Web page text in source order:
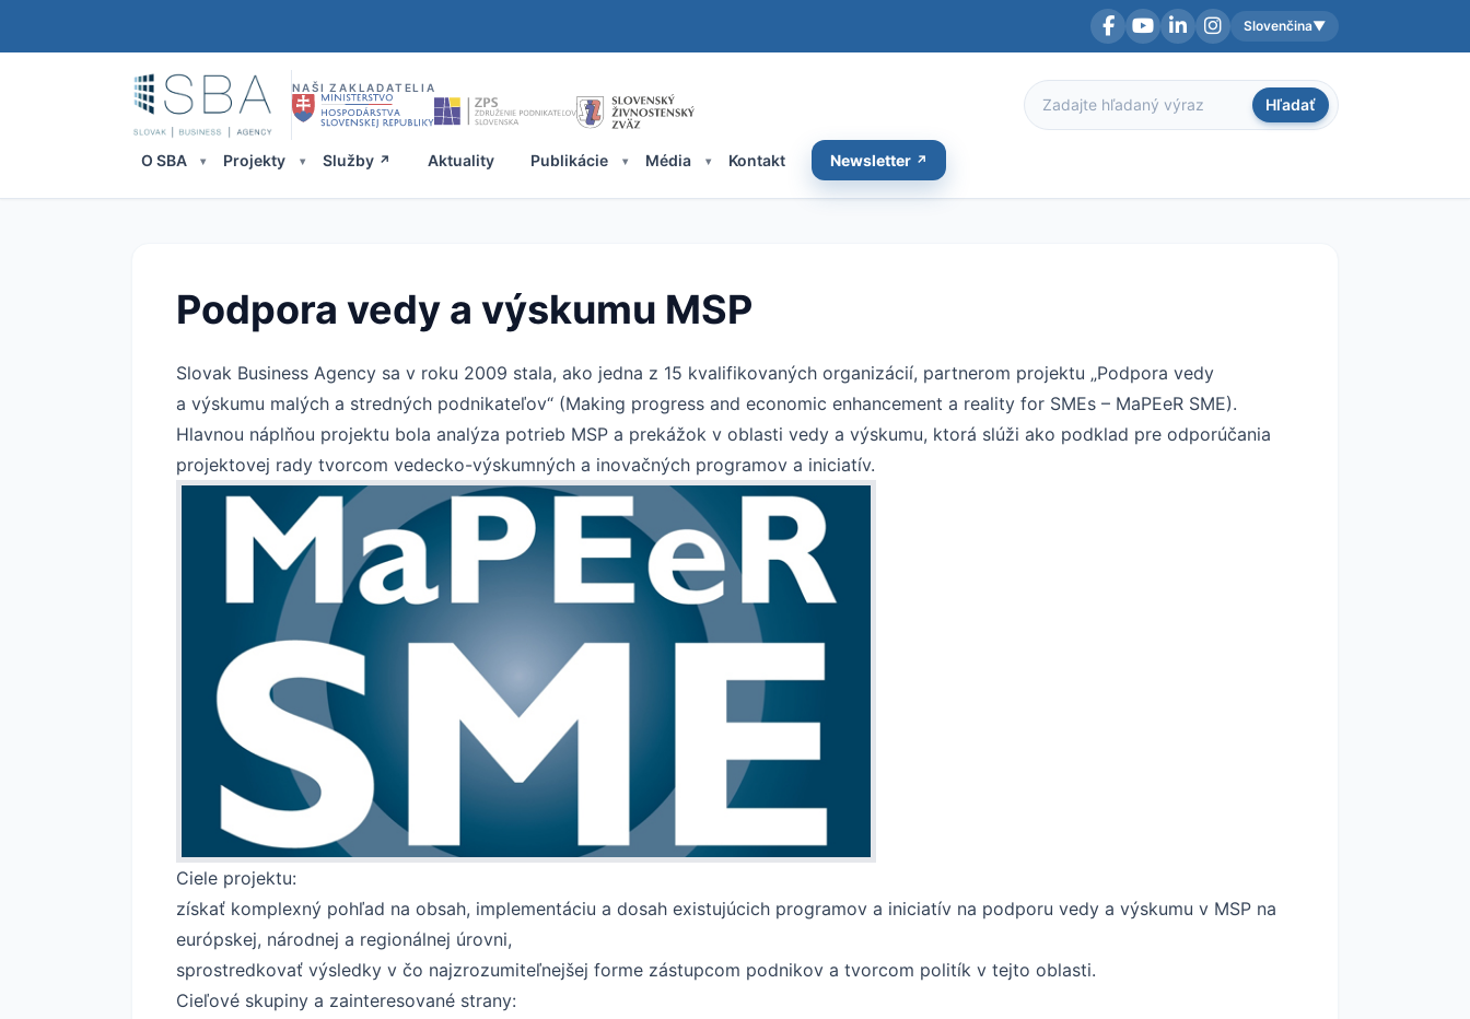
FacebookYouTubeLinkedInInstagramAktuálny jazyk:
Slovenčina▼
NAŠI ZAKLADATELIA
Hľadať
Hľadať
O SBA Projekty Služby Aktuality Publikácie Média Kontakt Newsletter
Podpora vedy a výskumu MSP
Slovak Business Agency sa v roku 2009 stala, ako jedna z 15 kvalifikovaných organizácií, partnerom projektu „Podpora vedy
a výskumu malých a stredných podnikateľov“ (Making progress and economic enhancement a reality for SMEs – MaPEeR SME).
Hlavnou náplňou projektu bola analýza potrieb MSP a prekážok v oblasti vedy a výskumu, ktorá slúži ako podklad pre odporúčania
projektovej rady tvorcom vedecko-výskumných a inovačných programov a iniciatív.
Ciele projektu:
získať komplexný pohľad na obsah, implementáciu a dosah existujúcich programov a iniciatív na podporu vedy a výskumu v MSP na
európskej, národnej a regionálnej úrovni,
sprostredkovať výsledky v čo najzrozumiteľnejšej forme zástupcom podnikov a tvorcom politík v tejto oblasti.
Cieľové skupiny a zainteresované strany: